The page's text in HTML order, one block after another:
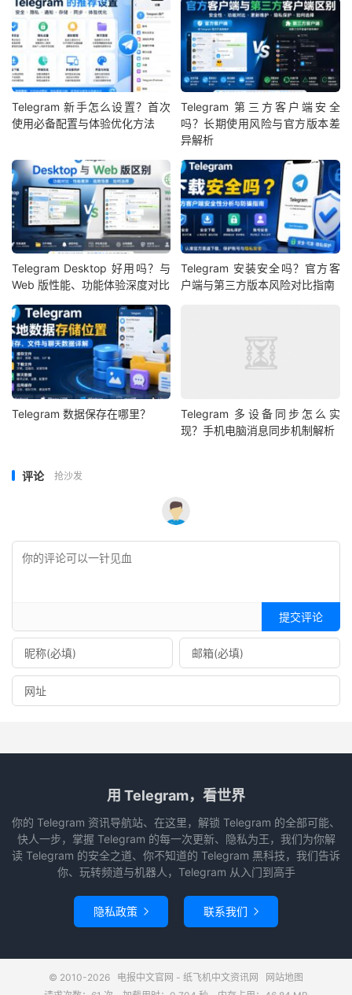
Telegram 新手怎么设置？首次
使用必备配置与体验优化方法
Telegram 第三方客户端安全
吗？长期使用风险与官方版本差
异解析
Telegram Desktop 好用吗？与
Web 版性能、功能体验深度对比
Telegram 安装安全吗？官方客
户端与第三方版本风险对比指南
Telegram 数据保存在哪里？
Telegram 多设备同步怎么实
现？手机电脑消息同步机制解析
评论 抢沙发
提交评论
用 Telegram，看世界
你的 Telegram 资讯导航站、在这里，解锁 Telegram 的全部可能、
快人一步，掌握 Telegram 的每一次更新、隐私为王，我们为你解
读 Telegram 的安全之道、你不知道的 Telegram 黑科技，我们告诉
你、玩转频道与机器人，Telegram 从入门到高手
隐私政策  联系我们 
© 2010-2026 电报中文官网 - 纸飞机中文资讯网
网站地图